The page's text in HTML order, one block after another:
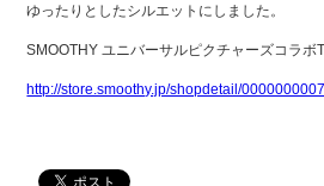
ゆったりとしたシルエットにしました。
SMOOTHY ユニバーサルピクチャーズコラボ
http://store.smoothy.jp/shopdetail/